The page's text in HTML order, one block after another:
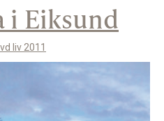
Eiksund
liv 2011